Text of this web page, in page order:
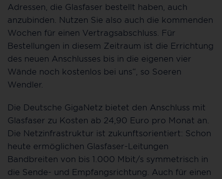
Adressen, die Glasfaser bestellt haben, auch
anzubinden. Nutzen Sie also auch die kommenden
Wochen für einen Vertragsabschluss. Für
Bestellungen in diesem Zeitraum ist die Errichtung
des neuen Anschlusses bis in die eigenen vier
Wände noch kostenlos bei uns“, so Soeren
Wendler.
Die Deutsche GigaNetz bietet den Anschluss mit
Glasfaser zu Kosten ab 24,90 Euro pro Monat an.
Die Netzinfrastruktur ist zukunftsorientiert: Schon
heute ermöglichen Glasfaser-Leitungen
Bandbreiten von bis 1.000 Mbit/s symmetrisch in
die Sende- und Empfangsrichtung. Auch für einen